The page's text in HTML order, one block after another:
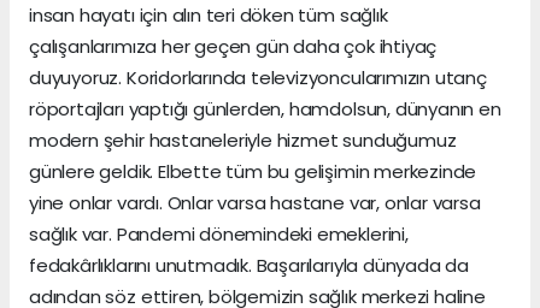
insan hayatı için alın teri döken tüm sağlık
çalışanlarımıza her geçen gün daha çok ihtiyaç
duyuyoruz. Koridorlarında televizyoncularımızın utanç
röportajları yaptığı günlerden, hamdolsun, dünyanın en
modern şehir hastaneleriyle hizmet sunduğumuz
günlere geldik. Elbette tüm bu gelişimin merkezinde
yine onlar vardı. Onlar varsa hastane var, onlar varsa
sağlık var. Pandemi dönemindeki emeklerini,
fedakârlıklarını unutmadık. Başarılarıyla dünyada da
adından söz ettiren, bölgemizin sağlık merkezi haline